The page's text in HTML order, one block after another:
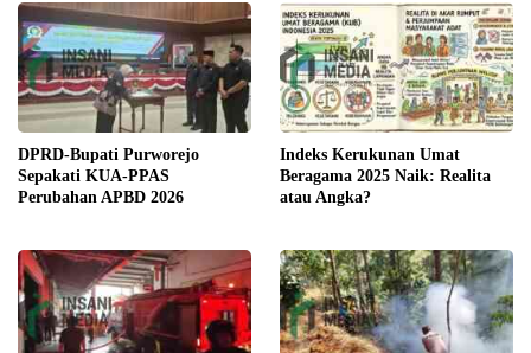
DPRD-Bupati Purworejo
Sepakati KUA-PPAS
Perubahan APBD 2026
Indeks Kerukunan Umat
Beragama 2025 Naik: Realita
atau Angka?